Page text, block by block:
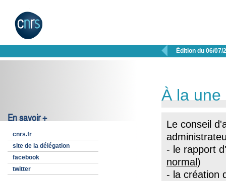
 Édition du 06/07/
En savoir +
cnrs.fr
site de la délégation
facebook
twitter
À la une
Le conseil
- le rapport
normal)
- la création